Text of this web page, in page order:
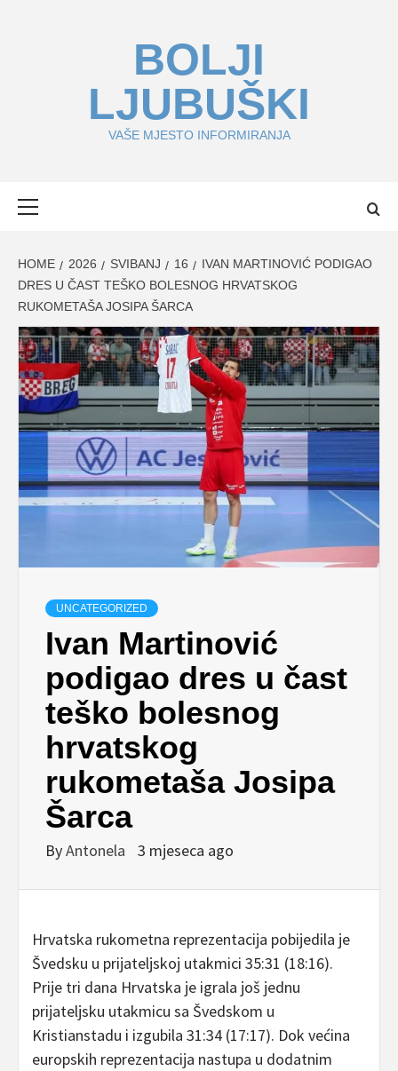
BOLJI
LJUBUŠKI
VAŠE MJESTO INFORMIRANJA
HOME 2026 SVIBANJ 16
IVAN MARTINOVIĆ PODIGAO
DRES U ČAST TEŠKO BOLESNOG HRVATSKOG
RUKOMETAŠA JOSIPA ŠARCA
UNCATEGORIZED
Ivan Martinović
podigao dres u čast
teško bolesnog
hrvatskog
rukometaša Josipa
Šarca
ByAntonela 3 mjeseca ago
Hrvatska rukometna reprezentacija pobijedila je
Švedsku u prijateljskoj utakmici 35:31 (18:16).
Prije tri dana Hrvatska je igrala još jednu
prijateljsku utakmicu sa Švedskom u
Kristianstadu i izgubila 31:34 (17:17). Dok većina
europskih reprezentacija nastupa u dodatnim